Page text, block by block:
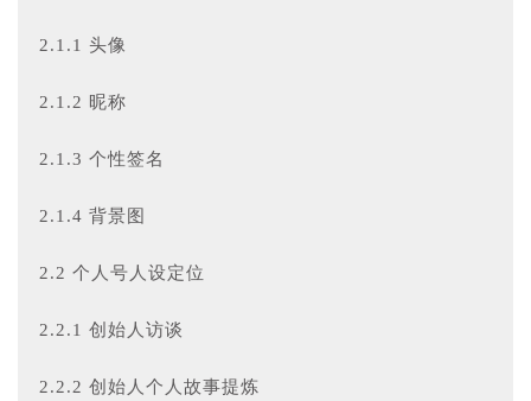
2.1.1 头像
2.1.2 昵称
2.1.3 个性签名
2.1.4 背景图
2.2 个人号人设定位
2.2.1 创始人访谈
2.2.2 创始人个人故事提炼